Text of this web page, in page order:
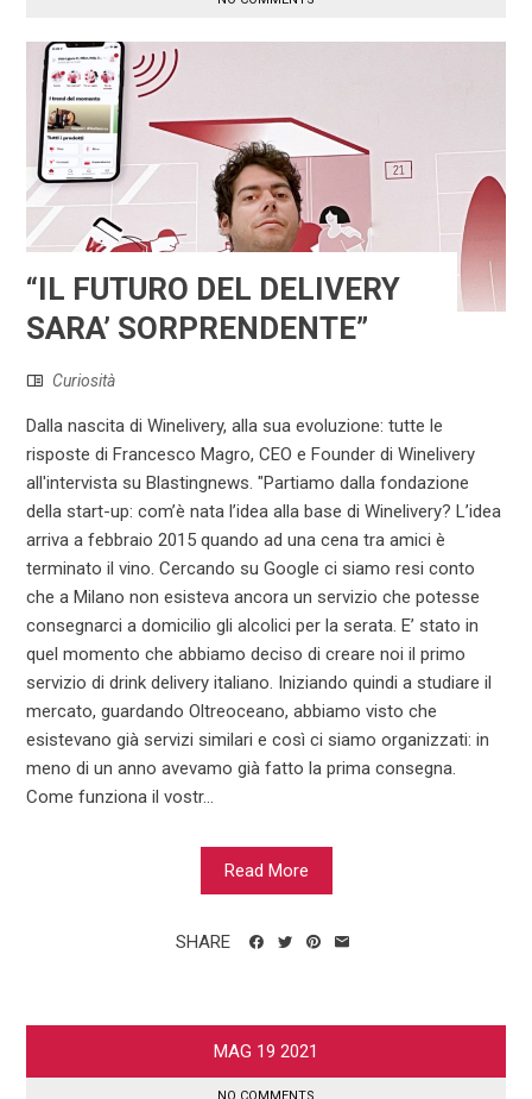
“IL FUTURO DEL DELIVERY
SARA’ SORPRENDENTE”
Curiosità
Dalla nascita di Winelivery, alla sua evoluzione: tutte le
risposte di Francesco Magro, CEO e Founder di Winelivery
all'intervista su Blastingnews. "Partiamo dalla fondazione
della start-up: com’è nata l’idea alla base di Winelivery? L’idea
arriva a febbraio 2015 quando ad una cena tra amici è
terminato il vino. Cercando su Google ci siamo resi conto
che a Milano non esisteva ancora un servizio che potesse
consegnarci a domicilio gli alcolici per la serata. E’ stato in
quel momento che abbiamo deciso di creare noi il primo
servizio di drink delivery italiano. Iniziando quindi a studiare il
mercato, guardando Oltreoceano, abbiamo visto che
esistevano già servizi similari e così ci siamo organizzati: in
meno di un anno avevamo già fatto la prima consegna.
Come funziona il vostr...
Read More
SHARE
MAG 19 2021